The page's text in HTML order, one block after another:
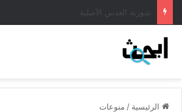
طريقة عمل المنسف الاردني
الرئيسية / منوعات